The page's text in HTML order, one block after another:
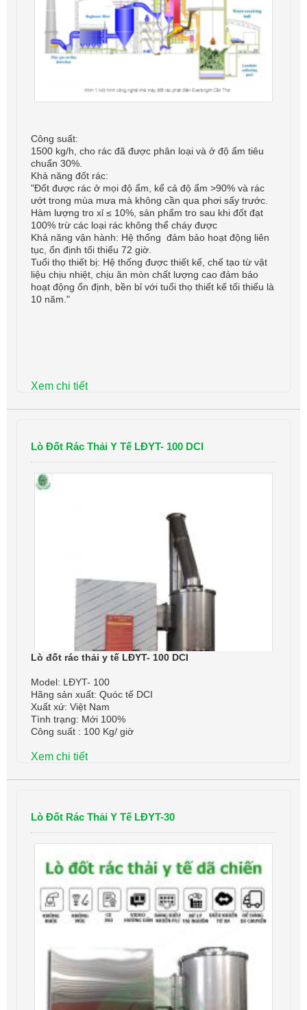
Công suất:
1500 kg/h, cho rác đã được phân loại và ở độ ẩm tiêu
chuẩn 30%.
Khả năng đốt rác:
"Đốt được rác ở mọi độ ẩm, kể cả độ ẩm >90% và rác
ướt trong mùa mưa mà không cần qua phơi sấy trước.
Hàm lượng tro xỉ ≤ 10%, sản phẩm tro sau khi đốt đạt
100% trừ các loại rác không thể cháy được
Khả năng vận hành: Hệ thống đảm bảo hoạt động liên
tục, ổn định tối thiểu 72 giờ.
Tuổi thọ thiết bị: Hệ thống được thiết kế, chế tạo từ vật
liệu chịu nhiệt, chịu ăn mòn chất lượng cao đảm bảo
hoạt động ổn định, bền bỉ với tuổi thọ thiết kế tối thiểu là
10 năm."
Xem chi tiết
Lò Đốt Rác Thải Y Tế LĐYT- 100 DCI
Lò đốt rác thải y tế LĐYT- 100 DCI
Model: LĐYT- 100
Hãng sản xuất: Quóc tế DCI
Xuất xứ: Việt Nam
Tình trạng: Mới 100%
Công suất : 100 Kg/ giờ
Xem chi tiết
Lò Đốt Rác Thải Y Tế LĐYT-30